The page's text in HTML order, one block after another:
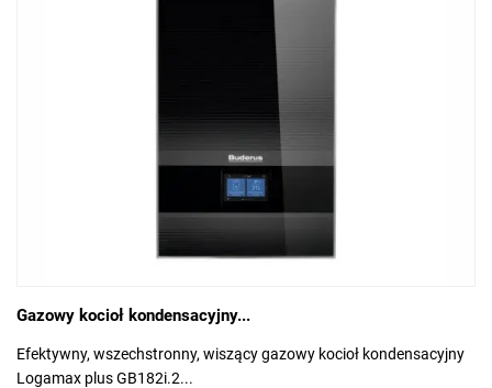
Gazowy kocioł kondensacyjny...
Efektywny, wszechstronny, wiszący gazowy kocioł kondensacyjny
Logamax plus GB182i.2...